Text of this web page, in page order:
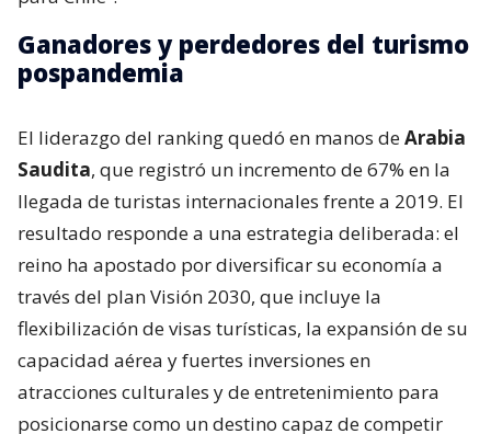
Ganadores y perdedores del turismo
pospandemia
El liderazgo del ranking quedó en manos deArabia
Saudita, que registró un incremento de 67% en la
llegada de turistas internacionales frente a 2019. El
resultado responde a una estrategia deliberada: el
reino ha apostado por diversificar su economía a
través del plan Visión 2030, que incluye la
flexibilización de visas turísticas, la expansión de su
capacidad aérea y fuertes inversiones en
atracciones culturales y de entretenimiento para
posicionarse como un destino capaz de competir